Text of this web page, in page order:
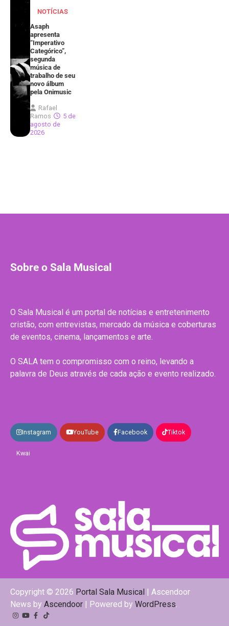
NOTÍCIAS
Asaph
apresenta
“Imperativo
Categórico”,
segunda
música de
trabalho de seu
novo álbum
pela Onimusic
Rafael
Ramos
5 de
agosto de
2026
Sobre o Sala Musical
O Sala Musical é um portal de notícias e entretenimento
cristão, com entrevistas, mercado da música e coberturas
de eventos, cinema, lançamentos e arte.
O SALA tem o compromisso com o reino, levando a
palavra de Deus através de cada ação e evento realizado.
Instagram YouTube Facebook Tiktok
Kwai
Copyright © 2026 Portal Sala Musical | Ascendoor
News by Ascendoor | Powered by WordPress.
Instagram
YouTube
Facebook
Tiktok